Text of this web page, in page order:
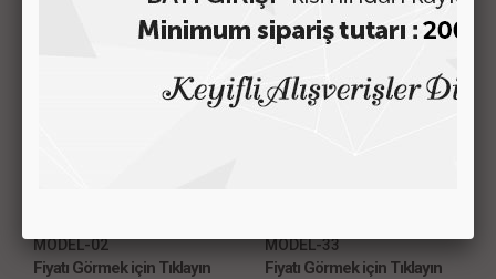
MODEL-02
Fiyatı Görmek için Tıklayın
MODEL-33
Fiyatı Görmek için Tıklayın